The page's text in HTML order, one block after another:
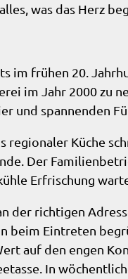
was das Herz
im frühen 20.
im Jahr 2000 zu
und spannenden
Küche
Der
Erfrischung
der richtigen
beim Eintreten
auf den engen
In